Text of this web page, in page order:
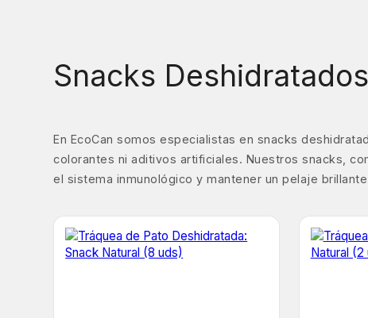
Snacks Deshidratados
En EcoCan somos especialistas en snacks
colorantes ni aditivos artificiales. Nuestros snacks,
el sistema inmunológico y mantener un pelaje